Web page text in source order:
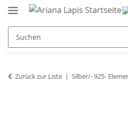
Zurück zur Liste Silber/- 925-